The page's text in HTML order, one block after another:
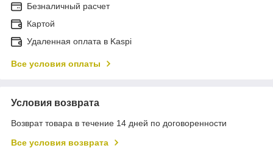
Безналичный расчет
Картой
Удаленная оплата в Kaspi
Все условия оплаты
Условия возврата
Возврат товара в течение 14 дней по договоренности
Все условия возврата